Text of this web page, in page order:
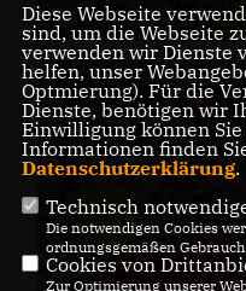
Diese Webseite
sind, um die Webseite
verwenden wir Dienste
helfen, unser
Optmierung). Für die
Dienste, benötigen wir
Einwilligung können
Informationen finden
Datenschutzerklärung.
Technisch
Die notwendigen Cookies
ordnungsgemäßen
Cookies von
Zur Optimierung unserer